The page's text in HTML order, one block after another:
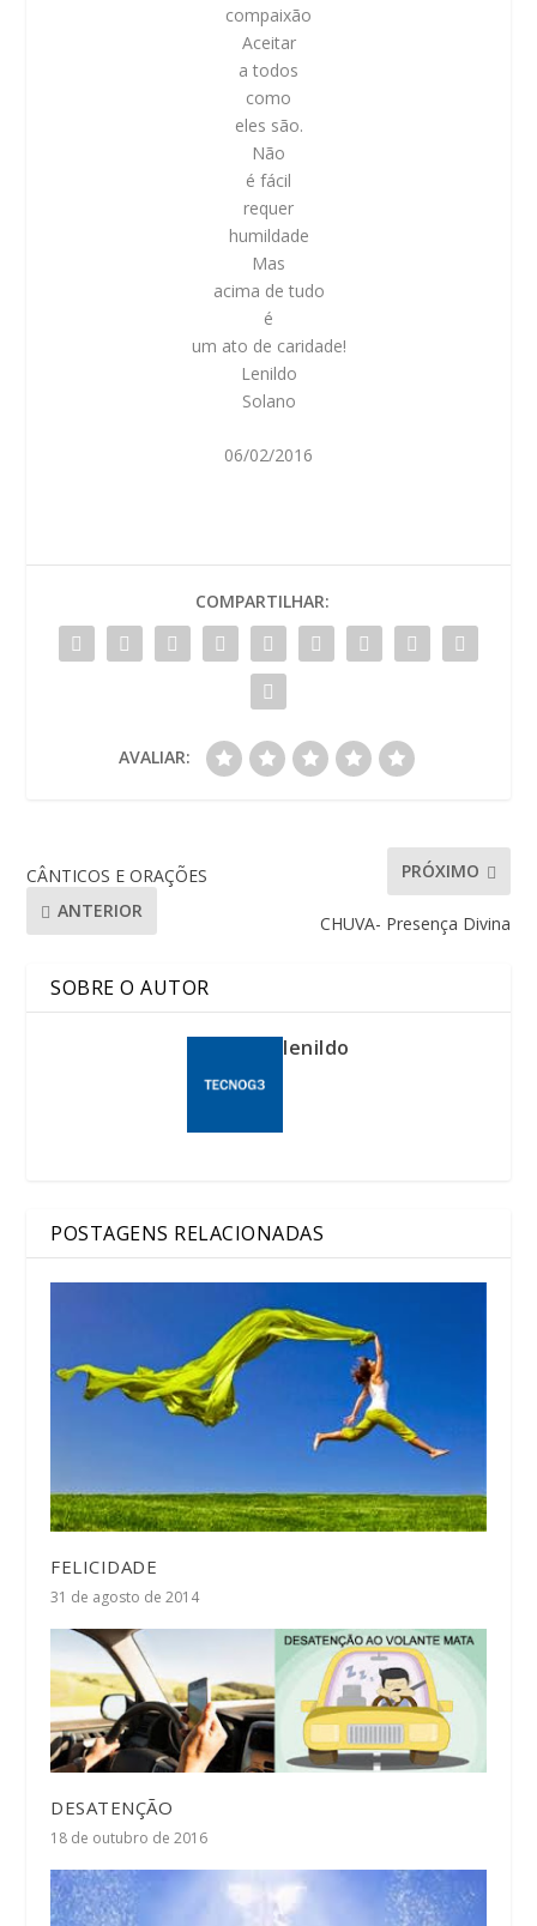
compaixão
Aceitar
a todos
como
eles são.
Não
é fácil
requer
humildade
Mas
acima de tudo
é
um ato de caridade!
Lenildo
Solano
06/02/2016
COMPARTILHAR:
AVALIAR:
CÂNTICOS E ORAÇÕES
ANTERIOR
PRÓXIMO
CHUVA- Presença Divina
SOBRE O AUTOR
lenildo
POSTAGENS RELACIONADAS
FELICIDADE
31 de agosto de 2014
DESATENÇÃO
18 de outubro de 2016